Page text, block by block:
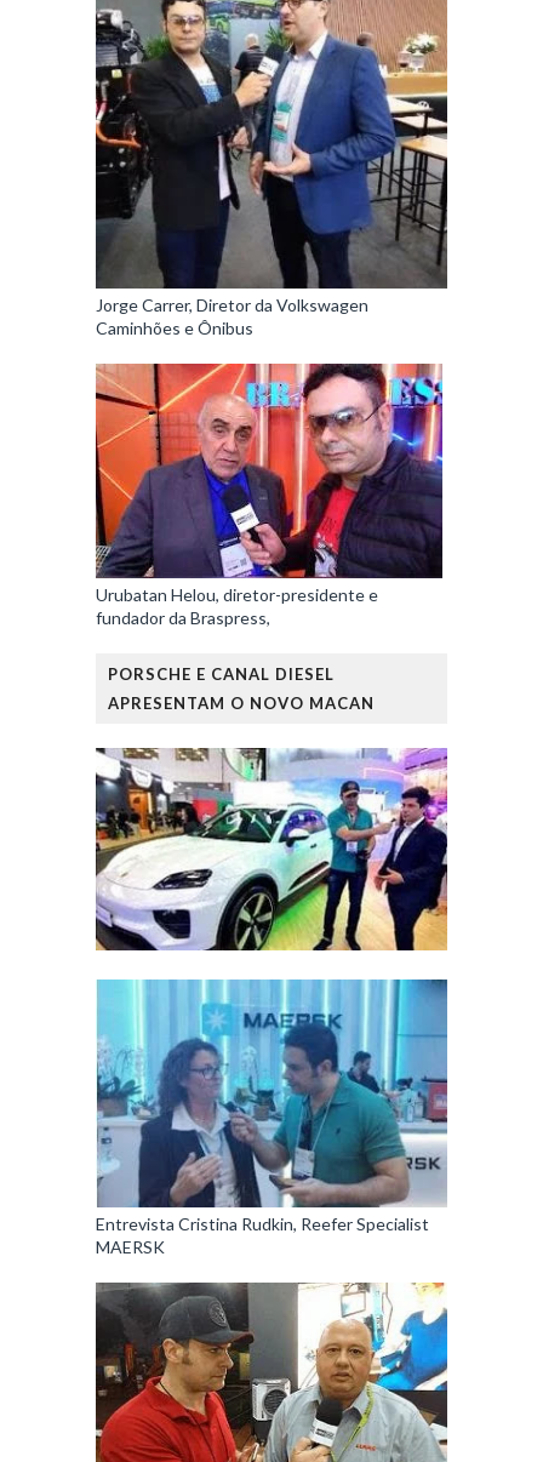
Jorge Carrer, Diretor da Volkswagen
Caminhões e Ônibus
Urubatan Helou, diretor-presidente e
fundador da Braspress,
PORSCHE E CANAL DIESEL
APRESENTAM O NOVO MACAN
Entrevista Cristina Rudkin, Reefer Specialist
MAERSK